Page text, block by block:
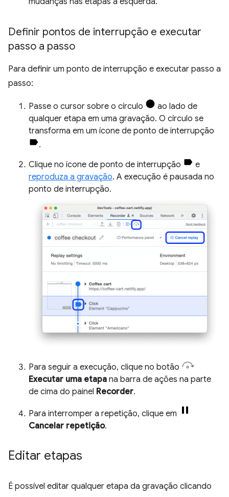
Definir pontos de interrupção e executar
passo a passo
Para definir um ponto de interrupção e executar passo a
passo:
Passe o cursor sobre o círculo
ao lado de
qualquer etapa em uma gravação. O círculo se
transforma em um ícone de ponto de interrupção
.
Clique no ícone de ponto de interrupção
e
reproduza a gravação. A execução é pausada no
ponto de interrupção.
Para seguir a execução, clique no botão
Executar uma etapa na barra de ações na parte
de cima do painel Recorder.
Para interromper a repetição, clique em
Cancelar repetição.
Editar etapas
É possível editar qualquer etapa da gravação clicando